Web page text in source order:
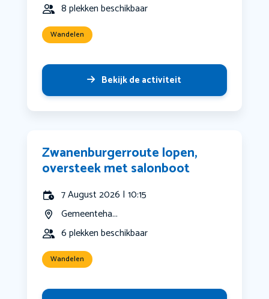
8 plekken beschikbaar
Wandelen
Bekijk de activiteit
Zwanenburgerroute lopen,
oversteek met salonboot
7 August 2026 | 10:15
Gemeenteha...
6 plekken beschikbaar
Wandelen